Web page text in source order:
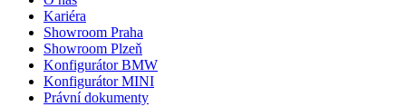
Kariéra
Showroom Praha
Showroom Plzeň
Konfigurátor BMW
Konfigurátor MINI
Právní dokumenty